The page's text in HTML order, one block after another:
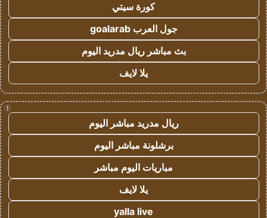
كورة سيتي
جول العرب goalarab
بث مباشر ريال مدريد اليوم
يلا لايف
!
ريال مدريد مباشر اليوم
برشلونة مباشر اليوم
مباريات اليوم مباشر
يلا لايف
yalla live